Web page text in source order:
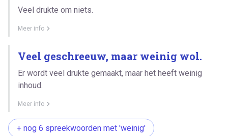
Veel drukte om niets.
Meer info
Veel geschreeuw, maar weinig wol.
Er wordt veel drukte gemaakt, maar het heeft weinig
inhoud.
Meer info
+ nog 6 spreekwoorden met 'weinig'